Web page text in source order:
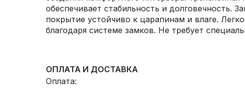
ОПЛАТА И ДОСТАВКА
Оплата:
обеспечивает стабильность и долговечность.
покрытие устойчиво к царапинам и влаге.
благодаря системе замков. Не требует